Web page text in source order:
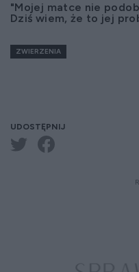
"Mojej matce nie
Dziś wiem, że to jej
ZWIERZENIA
UDOSTĘPNIJ